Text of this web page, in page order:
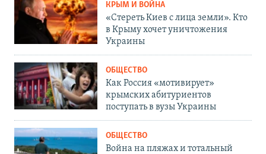
КРЫМ И ВОЙНА
«Стереть Киев с лица земли». Кто
в Крыму хочет уничтожения
Украины
ОБЩЕСТВО
Как Россия «мотивирует»
крымских абитуриентов
поступать в вузы Украины
ОБЩЕСТВО
Война на пляжах и тотальный